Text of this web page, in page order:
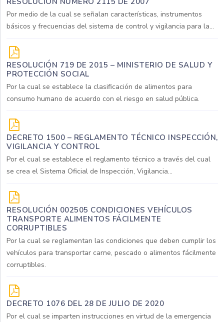
Por medio de la cual se señalan características, instrumentos
básicos y frecuencias del sistema de control y vigilancia para la...
RESOLUCIÓN 719 DE 2015 – MINISTERIO DE SALUD Y
PROTECCIÓN SOCIAL
Por la cual se establece la clasificación de alimentos para
consumo humano de acuerdo con el riesgo en salud pública.
DECRETO 1500 – REGLAMENTO TÉCNICO INSPECCIÓN,
VIGILANCIA Y CONTROL
Por el cual se establece el reglamento técnico a través del cual
se crea el Sistema Oficial de Inspección, Vigilancia...
RESOLUCIÓN 002505 CONDICIONES VEHÍCULOS
TRANSPORTE ALIMENTOS FÁCILMENTE
CORRUPTIBLES
Por la cual se reglamentan las condiciones que deben cumplir los
vehículos para transportar carne, pescado o alimentos fácilmente
corruptibles.
DECRETO 1076 DEL 28 DE JULIO DE 2020
Por el cual se imparten instrucciones en virtud de la emergencia